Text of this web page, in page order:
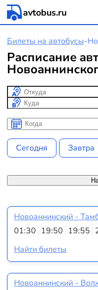
avtobus.ru
Билеты на автобусы-
Расписание
Откуда
Куда
Когда
Когда
Сегодня Завтра
Новоаннинский -
01:30 19:50 19:55
Найти билеты
Новоаннинский -